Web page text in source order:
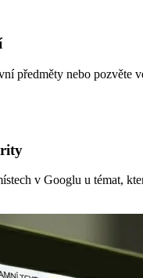
předměty nebo pozvěte
v Googlu u témat,